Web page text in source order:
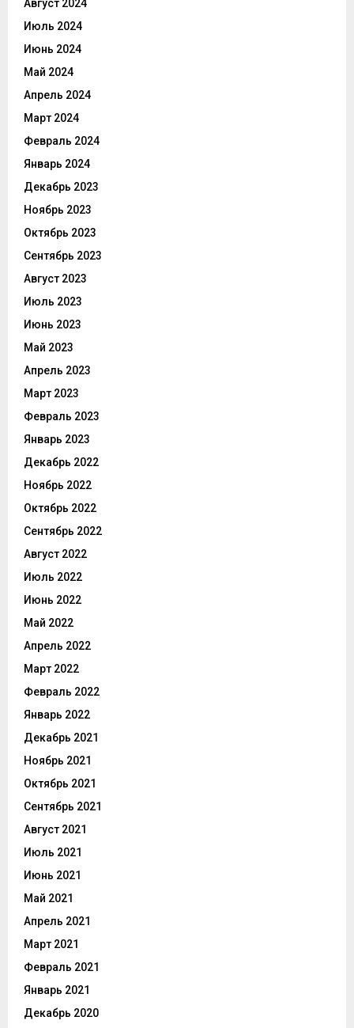
Август 2024
Июль 2024
Июнь 2024
Май 2024
Апрель 2024
Март 2024
Февраль 2024
Январь 2024
Декабрь 2023
Ноябрь 2023
Октябрь 2023
Сентябрь 2023
Август 2023
Июль 2023
Июнь 2023
Май 2023
Апрель 2023
Март 2023
Февраль 2023
Январь 2023
Декабрь 2022
Ноябрь 2022
Октябрь 2022
Сентябрь 2022
Август 2022
Июль 2022
Июнь 2022
Май 2022
Апрель 2022
Март 2022
Февраль 2022
Январь 2022
Декабрь 2021
Ноябрь 2021
Октябрь 2021
Сентябрь 2021
Август 2021
Июль 2021
Июнь 2021
Май 2021
Апрель 2021
Март 2021
Февраль 2021
Январь 2021
Декабрь 2020